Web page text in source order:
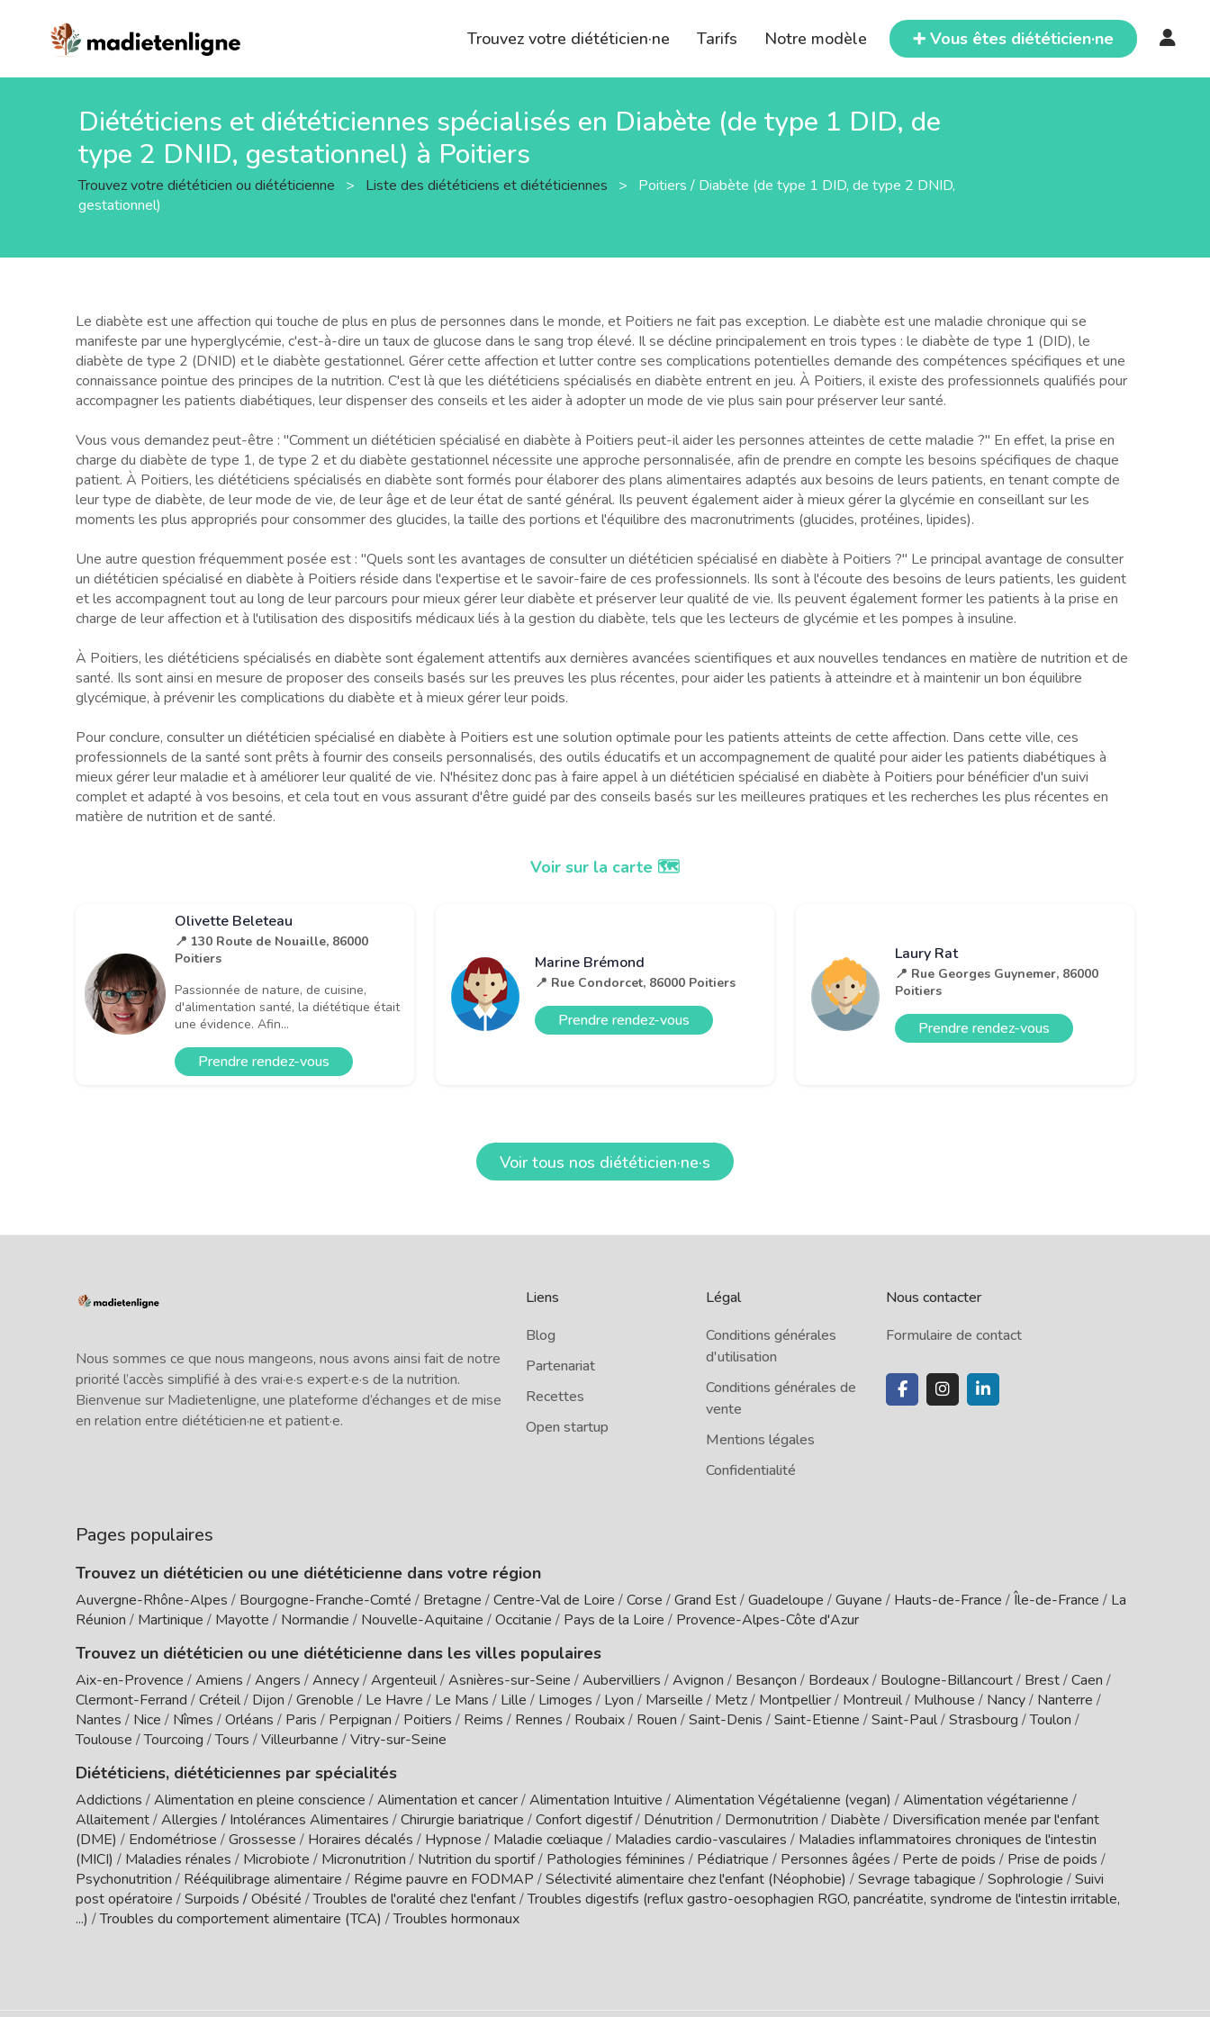
Trouvez votre diététicien·ne Tarifs Notre modèle ➕ Vous êtes diététicien·ne
Diététiciens et diététiciennes spécialisés en Diabète (de type 1 DID, de
type 2 DNID, gestationnel) à Poitiers
Trouvez votre diététicien ou diététicienne > Liste des diététiciens et diététiciennes >
Poitiers / Diabète (de type 1 DID, de type 2 DNID,
gestationnel)
Le diabète est une affection qui touche de plus en plus de personnes dans le monde, et Poitiers ne fait pas exception. Le diabète est une maladie chronique qui se
manifeste par une hyperglycémie, c'est-à-dire un taux de glucose dans le sang trop élevé. Il se décline principalement en trois types : le diabète de type 1 (DID), le
diabète de type 2 (DNID) et le diabète gestationnel. Gérer cette affection et lutter contre ses complications potentielles demande des compétences spécifiques et une
connaissance pointue des principes de la nutrition. C'est là que les diététiciens spécialisés en diabète entrent en jeu. À Poitiers, il existe des professionnels qualifiés pour
accompagner les patients diabétiques, leur dispenser des conseils et les aider à adopter un mode de vie plus sain pour préserver leur santé.
Vous vous demandez peut-être : "Comment un diététicien spécialisé en diabète à Poitiers peut-il aider les personnes atteintes de cette maladie ?" En effet, la prise en
charge du diabète de type 1, de type 2 et du diabète gestationnel nécessite une approche personnalisée, afin de prendre en compte les besoins spécifiques de chaque
patient. À Poitiers, les diététiciens spécialisés en diabète sont formés pour élaborer des plans alimentaires adaptés aux besoins de leurs patients, en tenant compte de
leur type de diabète, de leur mode de vie, de leur âge et de leur état de santé général. Ils peuvent également aider à mieux gérer la glycémie en conseillant sur les
moments les plus appropriés pour consommer des glucides, la taille des portions et l'équilibre des macronutriments (glucides, protéines, lipides).
Une autre question fréquemment posée est : "Quels sont les avantages de consulter un diététicien spécialisé en diabète à Poitiers ?" Le principal avantage de consulter
un diététicien spécialisé en diabète à Poitiers réside dans l'expertise et le savoir-faire de ces professionnels. Ils sont à l'écoute des besoins de leurs patients, les guident
et les accompagnent tout au long de leur parcours pour mieux gérer leur diabète et préserver leur qualité de vie. Ils peuvent également former les patients à la prise en
charge de leur affection et à l'utilisation des dispositifs médicaux liés à la gestion du diabète, tels que les lecteurs de glycémie et les pompes à insuline.
À Poitiers, les diététiciens spécialisés en diabète sont également attentifs aux dernières avancées scientifiques et aux nouvelles tendances en matière de nutrition et de
santé. Ils sont ainsi en mesure de proposer des conseils basés sur les preuves les plus récentes, pour aider les patients à atteindre et à maintenir un bon équilibre
glycémique, à prévenir les complications du diabète et à mieux gérer leur poids.
Pour conclure, consulter un diététicien spécialisé en diabète à Poitiers est une solution optimale pour les patients atteints de cette affection. Dans cette ville, ces
professionnels de la santé sont prêts à fournir des conseils personnalisés, des outils éducatifs et un accompagnement de qualité pour aider les patients diabétiques à
mieux gérer leur maladie et à améliorer leur qualité de vie. N'hésitez donc pas à faire appel à un diététicien spécialisé en diabète à Poitiers pour bénéficier d'un suivi
complet et adapté à vos besoins, et cela tout en vous assurant d'être guidé par des conseils basés sur les meilleures pratiques et les recherches les plus récentes en
matière de nutrition et de santé.
Voir sur la carte 🗺️
Olivette Beleteau
📍 130 Route de Nouaille, 86000
Poitiers
Passionnée de nature, de cuisine,
d'alimentation santé, la diététique était
une évidence. Afin...
Prendre rendez-vous
Marine Brémond
📍 Rue Condorcet, 86000 Poitiers
Prendre rendez-vous
Laury Rat
📍 Rue Georges Guynemer, 86000
Poitiers
Prendre rendez-vous
Voir tous nos diététicien·ne·s
Nous sommes ce que nous mangeons, nous avons ainsi fait de notre
priorité l’accès simplifié à des vrai·e·s expert·e·s de la nutrition.
Bienvenue sur Madietenligne, une plateforme d’échanges et de mise
en relation entre diététicien·ne et patient·e.
Liens
Blog
Partenariat
Recettes
Open startup
Légal
Conditions générales
d'utilisation
Conditions générales de
vente
Mentions légales
Confidentialité
Nous contacter
Formulaire de contact
Pages populaires
Trouvez un diététicien ou une diététicienne dans votre région
Auvergne-Rhône-Alpes / Bourgogne-Franche-Comté / Bretagne /Centre-Val de Loire /Corse /Grand Est/Guadeloupe /Guyane / Hauts-de-France /Île-de-France / La
Réunion / Martinique / Mayotte / Normandie / Nouvelle-Aquitaine /Occitanie / Pays de la Loire / Provence-Alpes-Côte d'Azur
Trouvez un diététicien ou une diététicienne dans les villes populaires
Aix-en-Provence /Amiens /Angers /Annecy/Argenteuil/Asnières-sur-Seine /Aubervilliers /Avignon / Besançon / Bordeaux/ Boulogne-Billancourt/ Brest/Caen /
Clermont-Ferrand /Créteil/ Dijon /Grenoble / Le Havre / Le Mans / Lille / Limoges / Lyon / Marseille / Metz/ Montpellier/ Montreuil/ Mulhouse / Nancy/ Nanterre /
Nantes / Nice / Nîmes /Orléans / Paris / Perpignan / Poitiers / Reims / Rennes / Roubaix/ Rouen /Saint-Denis /Saint-Etienne /Saint-Paul/Strasbourg /Toulon /
Toulouse /Tourcoing /Tours /Villeurbanne /Vitry-sur-Seine
Diététiciens, diététiciennes par spécialités
Addictions /Alimentation en pleine conscience /Alimentation et cancer/Alimentation Intuitive /Alimentation Végétalienne (vegan) /Alimentation végétarienne /
Allaitement/Allergies / Intolérances Alimentaires /Chirurgie bariatrique /Confort digestif/ Dénutrition / Dermonutrition / Diabète / Diversification menée par l'enfant
(DME) / Endométriose /Grossesse / Horaires décalés / Hypnose / Maladie cœliaque / Maladies cardio-vasculaires / Maladies inflammatoires chroniques de l'intestin
(MICI) / Maladies rénales / Microbiote / Micronutrition / Nutrition du sportif/ Pathologies féminines / Pédiatrique / Personnes âgées / Perte de poids / Prise de poids /
Psychonutrition / Rééquilibrage alimentaire / Régime pauvre en FODMAP /Sélectivité alimentaire chez l'enfant (Néophobie) /Sevrage tabagique /Sophrologie /Suivi
post opératoire /Surpoids / Obésité /Troubles de l'oralité chez l'enfant/Troubles digestifs (reflux gastro-oesophagien RGO, pancréatite, syndrome de l'intestin irritable,
...) /Troubles du comportement alimentaire (TCA) /Troubles hormonaux